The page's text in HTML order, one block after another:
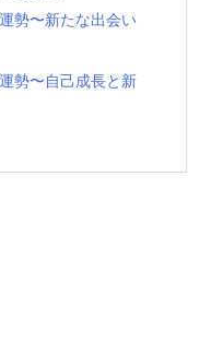
勢〜新たな出会い
勢〜自己成長と新